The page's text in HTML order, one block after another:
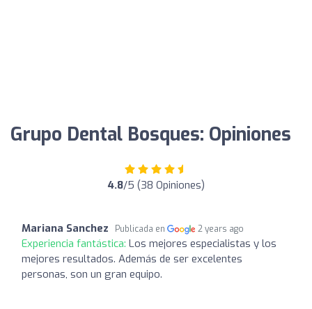
Grupo Dental Bosques: Opiniones
4.8/5 (38 Opiniones)
Mariana Sanchez Publicada en 2 years ago
Experiencia fantástica: Los mejores especialistas y los
mejores resultados. Además de ser excelentes
personas, son un gran equipo.